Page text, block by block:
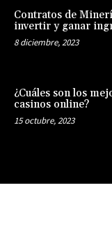
Contratos de
invertir y ganar
8 diciembre, 2023
¿Cuáles son los
casinos online?
15 octubre, 2023